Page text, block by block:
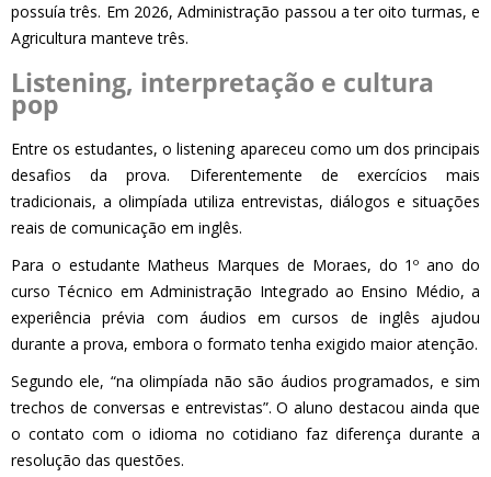
possuía três. Em 2026, Administração passou a ter oito turmas, e
Agricultura manteve três.
Listening, interpretação e cultura
pop
Entre os estudantes, o listening apareceu como um dos principais
desafios da prova. Diferentemente de exercícios mais
tradicionais, a olimpíada utiliza entrevistas, diálogos e situações
reais de comunicação em inglês.
Para o estudante Matheus Marques de Moraes, do 1º ano do
curso Técnico em Administração Integrado ao Ensino Médio, a
experiência prévia com áudios em cursos de inglês ajudou
durante a prova, embora o formato tenha exigido maior atenção.
Segundo ele, “na olimpíada não são áudios programados, e sim
trechos de conversas e entrevistas”. O aluno destacou ainda que
o contato com o idioma no cotidiano faz diferença durante a
resolução das questões.